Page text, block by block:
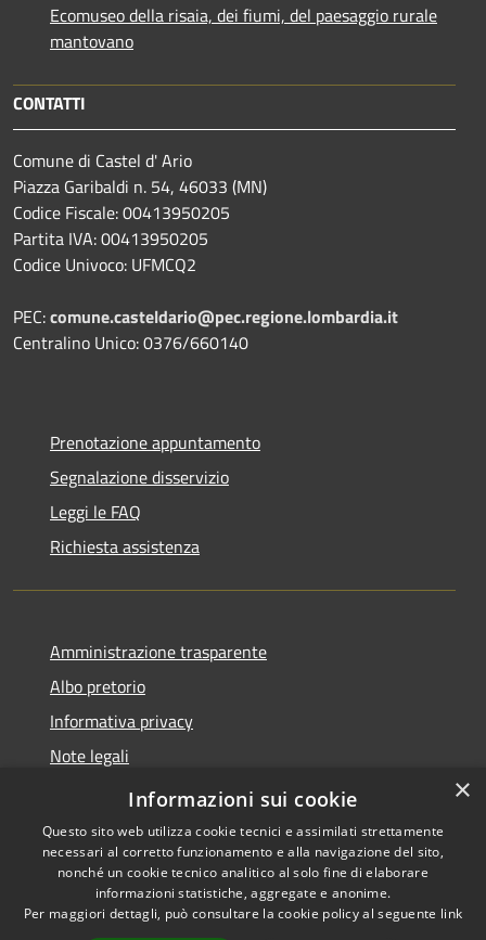
Ecomuseo della risaia, dei fiumi, del paesaggio rurale
mantovano
CONTATTI
Comune di Castel d' Ario
Piazza Garibaldi n. 54, 46033 (MN)
Codice Fiscale: 00413950205
Partita IVA: 00413950205
Codice Univoco: UFMCQ2
PEC:comune.casteldario@pec.regione.lombardia.it
Centralino Unico: 0376/660140
Prenotazione appuntamento
Segnalazione disservizio
Leggi le FAQ
Richiesta assistenza
Amministrazione trasparente
Albo pretorio
Informativa privacy
Note legali
Dichiarazione di accessibilità
Accessibilità
Copyright © 2026 • Comune di
Castel d'Ario • Powered by
×
Informazioni sui cookie
Questo sito web utilizza cookie tecnici e assimilati strettamente
necessari al corretto funzionamento e alla navigazione del sito,
nonché un cookie tecnico analitico al solo fine di elaborare
informazioni statistiche, aggregate e anonime.
Per maggiori dettagli, può consultare la cookie policy al seguente link